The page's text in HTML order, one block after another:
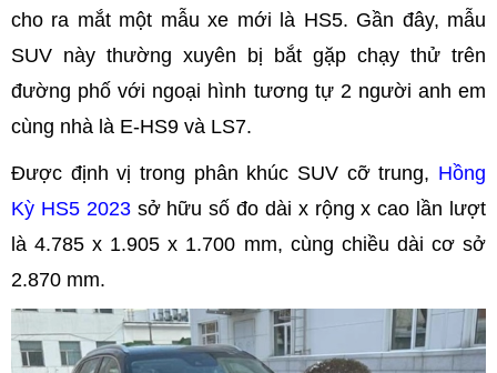
cho ra mắt một mẫu xe mới là HS5. Gần đây, mẫu
SUV này thường xuyên bị bắt gặp chạy thử trên
đường phố với ngoại hình tương tự 2 người anh em
cùng nhà là E-HS9 và LS7.
Được định vị trong phân khúc SUV cỡ trung, Hồng
Kỳ HS5 2023sở hữu số đo dài x rộng x cao lần lượt
là 4.785 x 1.905 x 1.700 mm, cùng chiều dài cơ sở
2.870 mm.